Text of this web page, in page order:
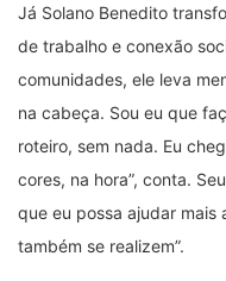
Já Solano Benedito
de trabalho e conexão
comunidades, ele leva
na cabeça. Sou eu que
roteiro, sem nada. Eu
cores, na hora”, conta.
que eu possa ajudar mais
também se realizem”.